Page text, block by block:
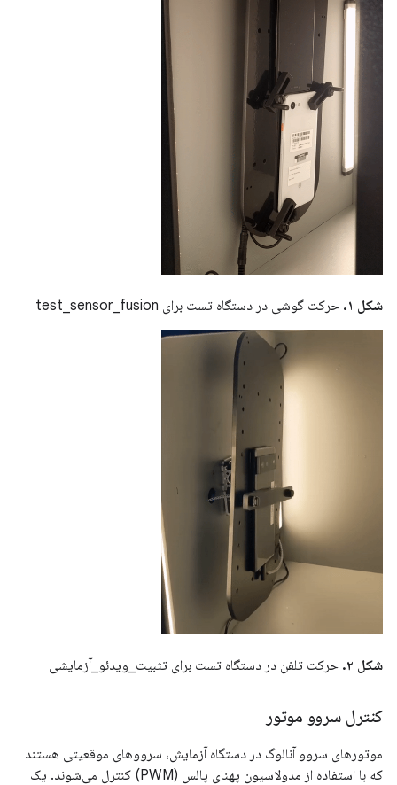
شکل ۱. حرکت گوشی در دستگاه تست برای test_sensor_fusion
شکل ۲. حرکت تلفن در دستگاه تست برای تثبیت_ویدئو_آزمایشی
کنترل سروو موتور
موتورهای سروو آنالوگ در دستگاه آزمایش، سرووهای موقعیتی هستند
که با استفاده از مدولاسیون پهنای پالس (PWM) کنترل می‌شوند. یک